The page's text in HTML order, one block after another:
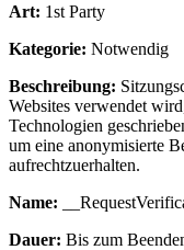
Art: 1st Party
Kategorie: Notwendig
Beschreibung:
Websites verwendet
Technologien
um eine anonymisierte
aufrechtzuerhalten.
Name:
Dauer: Bis zum